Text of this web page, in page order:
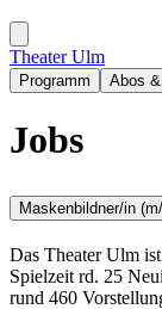
Theater Ulm
Programm Abos
Jobs
Maskenbildner/in
Das Theater Ulm
Spielzeit rd. 25
rund 460